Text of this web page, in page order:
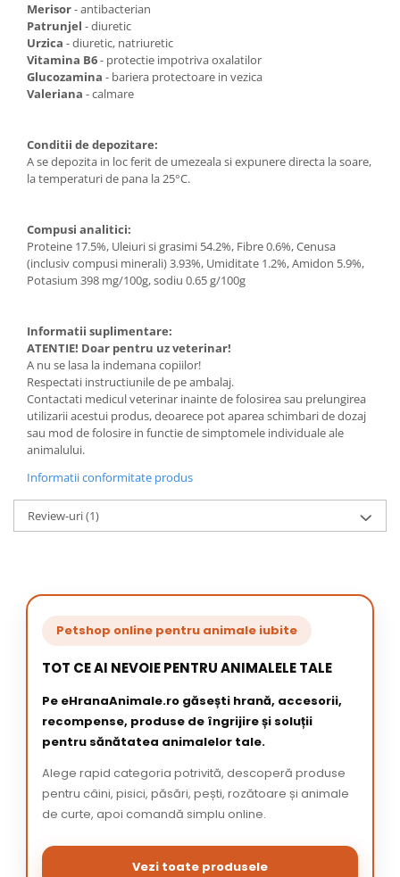
Merisor- antibacterian
Patrunjel - diuretic
Urzica - diuretic, natriuretic
Vitamina B6- protectie impotriva oxalatilor
Glucozamina - bariera protectoare in vezica
Valeriana - calmare
Conditii de depozitare:
A se depozita in loc ferit de umezeala si expunere directa la soare,
la temperaturi de pana la 25°C.
Compusi analitici:
Proteine 17.5%, Uleiuri si grasimi 54.2%, Fibre 0.6%, Cenusa
(inclusiv compusi minerali) 3.93%, Umiditate 1.2%, Amidon 5.9%,
Potasium 398 mg/100g, sodiu 0.65 g/100g
Informatii suplimentare:
ATENTIE! Doar pentru uz veterinar!
A nu se lasa la indemana copiilor!
Respectati instructiunile de pe ambalaj.
Contactati medicul veterinar inainte de folosirea sau prelungirea
utilizarii acestui produs, deoarece pot aparea schimbari de dozaj
sau mod de folosire in functie de simptomele individuale ale
animalului.
Informatii conformitate produs
Review-uri(1)
Petshop online pentru animale iubite
TOT CE AI NEVOIE PENTRU ANIMALELE TALE
Pe eHranaAnimale.ro găsești hrană, accesorii,
recompense, produse de îngrijire și soluții
pentru sănătatea animalelor tale.
Alege rapid categoria potrivită, descoperă produse
pentru câini, pisici, păsări, pești, rozătoare și animale
de curte, apoi comandă simplu online.
Vezi toate produsele